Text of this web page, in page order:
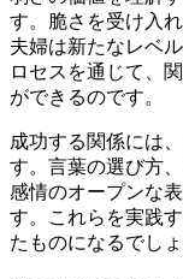
す。脆さを受け入
夫婦は新たなレベ
ロセスを通じて、
ができるのです。
成功する関係には
す。言葉の選び方
感情のオープンな
す。これらを実践
たものになるでしょ